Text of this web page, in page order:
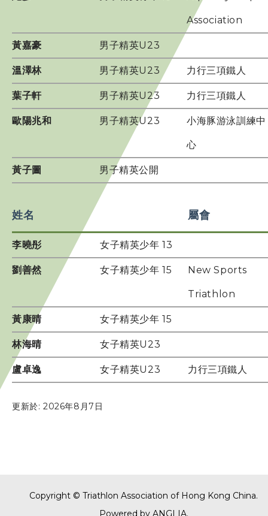
聯絡我們
Association
黃嘉豪 男子精英U23
溫澤林 男子精英U23 力行三項鐵人
葉子軒 男子精英U23 力行三項鐵人
歐陽兆和 男子精英U23 小海豚游泳訓練中
心
黃子圖 男子精英公開
姓名 屬會
李曉彤 女子精英少年 13
劉善然 女子精英少年 15 New Sports
Triathlon
黃康晴 女子精英少年 15
林海晴 女子精英U23
盧卓逸 女子精英U23 力行三項鐵人
更新於: 2026年8月7日
Copyright © Triathlon Association of Hong Kong China.
Powered by ANGLIA.